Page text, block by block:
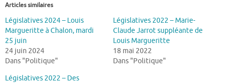
Articles similaires
Législatives 2024 – Louis
Margueritte à Chalon, mardi
25 juin
24 juin 2024
Dans "Politique"
Législatives 2022 – Marie-
Claude Jarrot suppléante de
Louis Margueritte
18 mai 2022
Dans "Politique"
Législatives 2022 – Des